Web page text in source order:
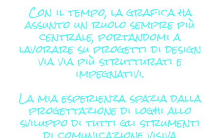
Con il tempo, la grafica ha
assunto un ruolo sempre più
centrale, portandomi a
lavorare su progetti di design
via via più strutturati e
impegnativi.
La mia esperienza spazia dalla
progettazione di loghi allo
sviluppo di tutti gli strumenti